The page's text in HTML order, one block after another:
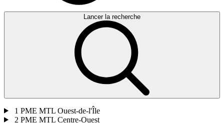
Lancer la recherche
1 PME MTL Ouest-de-l'Île
2 PME MTL Centre-Ouest